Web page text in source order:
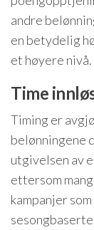
andre
en betydelig
et høyere nivå.
Time
Timing er
belønningene
utgivelsen av
ettersom
kampanjer